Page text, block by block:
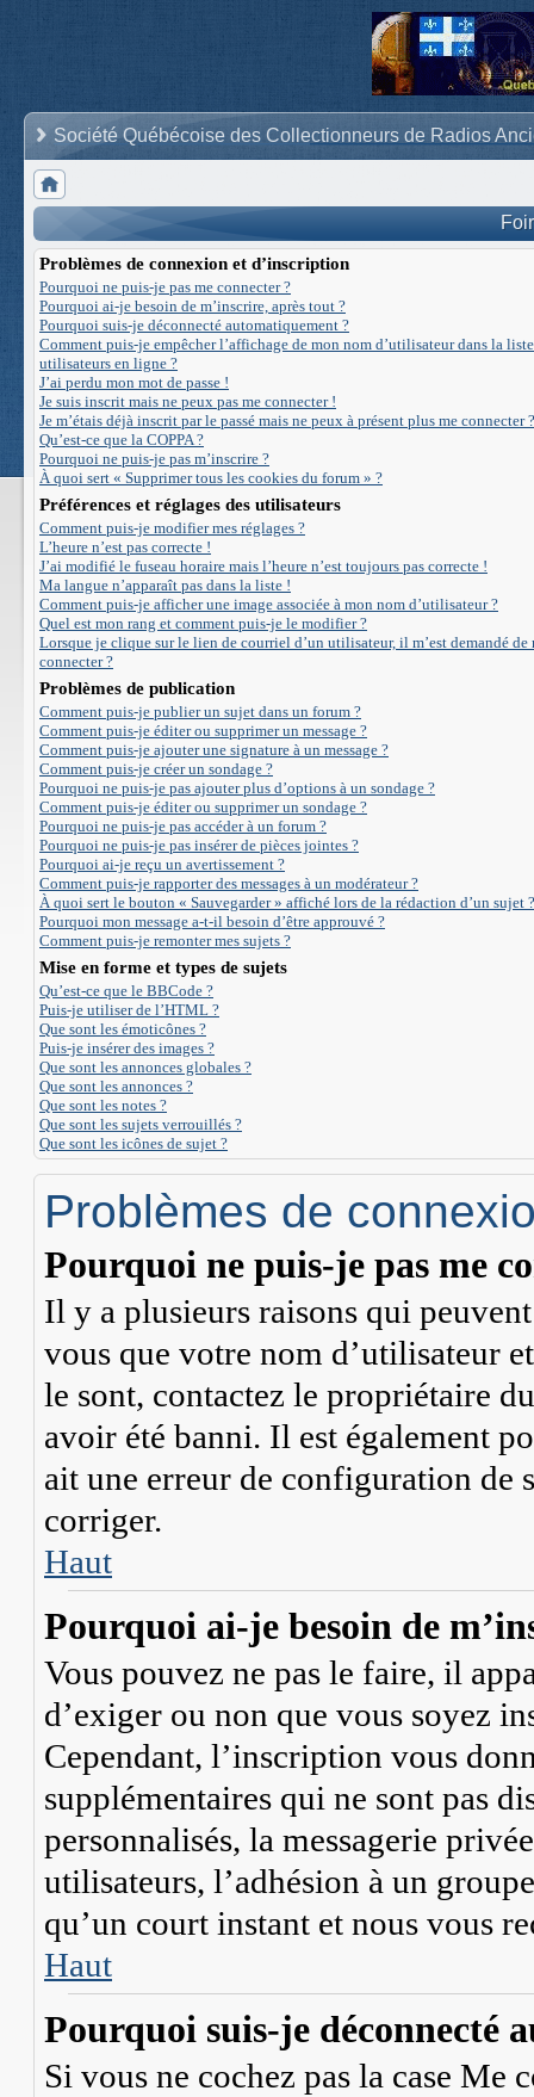
Société Québécoise des Collectionneurs de Radios
Problèmes de connexion et d’inscription
Pourquoi ne puis-je pas me connecter ?
Pourquoi ai-je besoin de m’inscrire, après tout ?
Pourquoi suis-je déconnecté automatiquement ?
Comment puis-je empêcher l’affichage de mon nom d’utilisateur dans la
utilisateurs en ligne ?
J’ai perdu mon mot de passe !
Je suis inscrit mais ne peux pas me connecter !
Je m’étais déjà inscrit par le passé mais ne peux à présent plus me connecter
Qu’est-ce que la COPPA ?
Pourquoi ne puis-je pas m’inscrire ?
À quoi sert « Supprimer tous les cookies du forum » ?
Préférences et réglages des utilisateurs
Comment puis-je modifier mes réglages ?
L’heure n’est pas correcte !
J’ai modifié le fuseau horaire mais l’heure n’est toujours pas correcte !
Ma langue n’apparaît pas dans la liste !
Comment puis-je afficher une image associée à mon nom d’utilisateur ?
Quel est mon rang et comment puis-je le modifier ?
Lorsque je clique sur le lien de courriel d’un utilisateur, il m’est demandé de
connecter ?
Problèmes de publication
Comment puis-je publier un sujet dans un forum ?
Comment puis-je éditer ou supprimer un message ?
Comment puis-je ajouter une signature à un message ?
Comment puis-je créer un sondage ?
Pourquoi ne puis-je pas ajouter plus d’options à un sondage ?
Comment puis-je éditer ou supprimer un sondage ?
Pourquoi ne puis-je pas accéder à un forum ?
Pourquoi ne puis-je pas insérer de pièces jointes ?
Pourquoi ai-je reçu un avertissement ?
Comment puis-je rapporter des messages à un modérateur ?
À quoi sert le bouton « Sauvegarder » affiché lors de la rédaction d’un sujet ?
Pourquoi mon message a-t-il besoin d’être approuvé ?
Comment puis-je remonter mes sujets ?
Mise en forme et types de sujets
Qu’est-ce que le BBCode ?
Puis-je utiliser de l’HTML ?
Que sont les émoticônes ?
Puis-je insérer des images ?
Que sont les annonces globales ?
Que sont les annonces ?
Que sont les notes ?
Que sont les sujets verrouillés ?
Que sont les icônes de sujet ?
Problèmes de
Pourquoi ne puis-je pas me
Il y a plusieurs raisons qui
vous que votre nom d’utilisateur
le sont, contactez le propriétaire
avoir été banni. Il est également
ait une erreur de configuration de
corriger.
Haut
Pourquoi ai-je besoin de
Vous pouvez ne pas le faire, il
d’exiger ou non que vous soyez
Cependant, l’inscription vous
supplémentaires qui ne sont pas
personnalisés, la messagerie
utilisateurs, l’adhésion à un
qu’un court instant et nous vous
Haut
Pourquoi suis-je déconnecté
Si vous ne cochez pas la case Me